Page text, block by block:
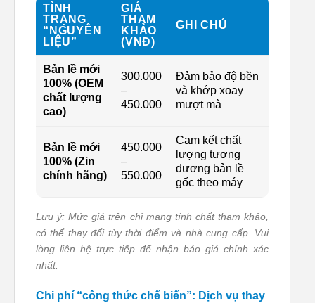
TÌNH
TRẠNG
“NGUYÊN
LIỆU”
GIÁ
THAM
KHẢO
(VNĐ)
GHI CHÚ
Bản lề mới
100% (OEM
chất lượng
cao)
300.000
–
450.000
Đảm bảo độ bền
và khớp xoay
mượt mà
Bản lề mới
100% (Zin
chính hãng)
450.000
–
550.000
Cam kết chất
lượng tương
đương bản lề
gốc theo máy
Lưu ý: Mức giá trên chỉ mang tính chất tham khảo,
có thể thay đổi tùy thời điểm và nhà cung cấp. Vui
lòng liên hệ trực tiếp để nhận báo giá chính xác
nhất.
Chi phí “công thức chế biến”: Dịch vụ thay